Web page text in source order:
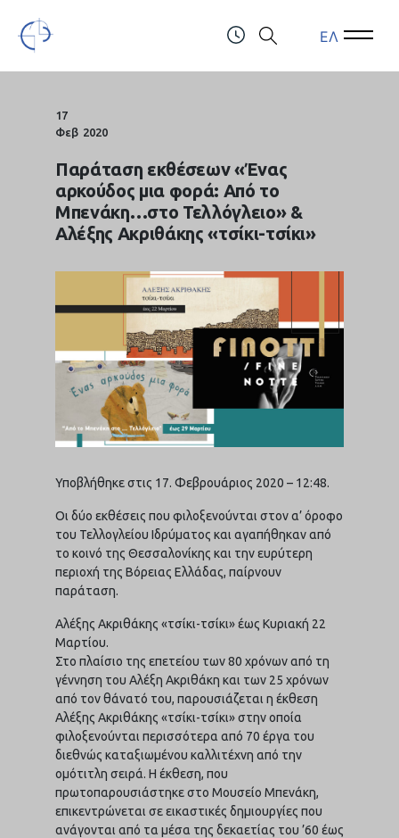
Open Menu ΕΛ Open
17
Φεβ 2020
Παράταση εκθέσεων «Ένας
αρκούδος μια φορά: Από το
Μπενάκη…στο Τελλόγλειο» &
Αλέξης Ακριθάκης «τσίκι-τσίκι»
Υποβλήθηκε στις 17. Φεβρουάριος 2020 – 12:48.
Οι δύο εκθέσεις που φιλοξενούνται στον α’ όροφο
του Τελλογλείου Ιδρύματος και αγαπήθηκαν από
το κοινό της Θεσσαλονίκης και την ευρύτερη
περιοχή της Βόρειας Ελλάδας, παίρνουν
παράταση.
Αλέξης Ακριθάκης «τσίκι-τσίκι» έως Κυριακή 22
Μαρτίου.
Στο πλαίσιο της επετείου των 80 χρόνων από τη
γέννηση του Αλέξη Ακριθάκη και των 25 χρόνων
από τον θάνατό του, παρουσιάζεται η έκθεση
Αλέξης Ακριθάκης «τσίκι-τσίκι» στην οποία
φιλοξενούνται περισσότερα από 70 έργα του
διεθνώς καταξιωμένου καλλιτέχνη από την
ομότιτλη σειρά. Η έκθεση, που
πρωτοπαρουσιάστηκε στο Μουσείο Μπενάκη,
επικεντρώνεται σε εικαστικές δημιουργίες που
ανάγονται από τα μέσα της δεκαετίας του ’60 έως